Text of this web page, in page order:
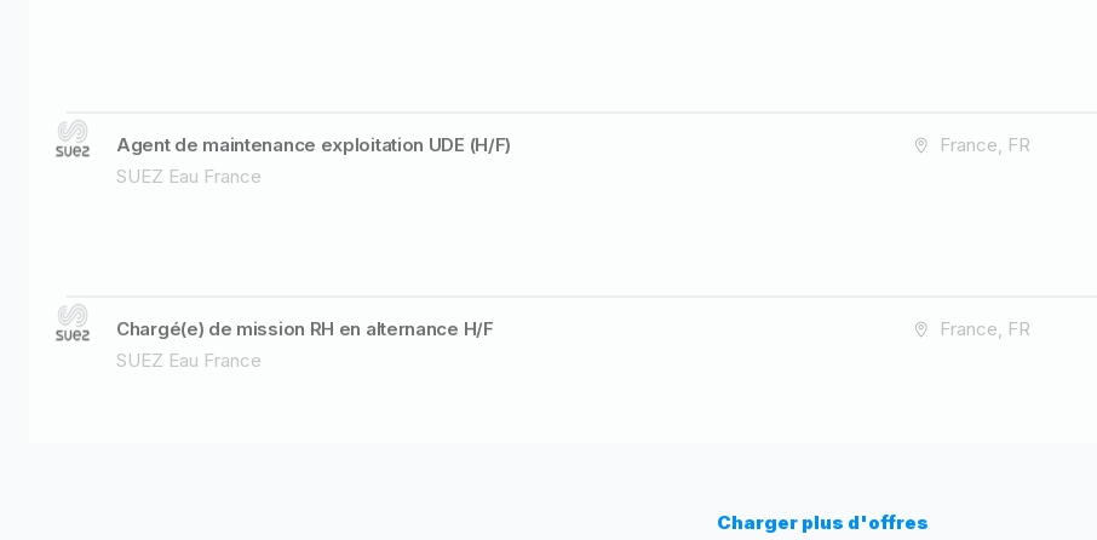
Agent de maintenance exploitation UDE (H/F)
SUEZ Eau France
France, FR
Chargé(e) de mission RH en alternance H/F
SUEZ Eau France
France, FR
Charger plus d'offres